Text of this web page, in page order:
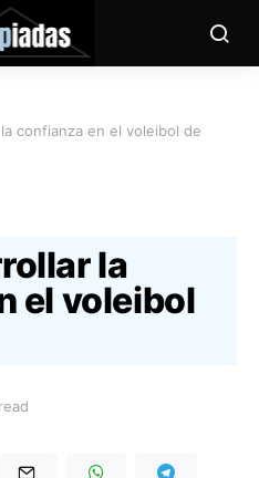
confianza en el voleibol de
la
el voleibol